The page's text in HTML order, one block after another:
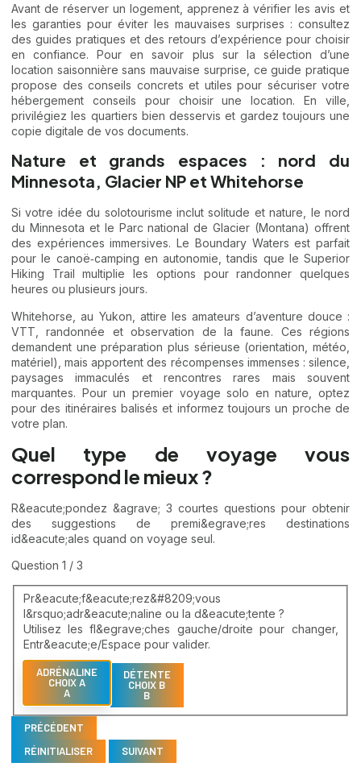
Avant de réserver un logement, apprenez à vérifier les avis et
les garanties pour éviter les mauvaises surprises : consultez
des guides pratiques et des retours d’expérience pour choisir
en confiance. Pour en savoir plus sur la sélection d’une
location saisonnière sans mauvaise surprise, ce guide pratique
propose des conseils concrets et utiles pour sécuriser votre
hébergement conseils pour choisir une location. En ville,
privilégiez les quartiers bien desservis et gardez toujours une
copie digitale de vos documents.
Nature et grands espaces : nord du
Minnesota, Glacier NP et Whitehorse
Si votre idée du solotourisme inclut solitude et nature, le nord
du Minnesota et le Parc national de Glacier (Montana) offrent
des expériences immersives. Le Boundary Waters est parfait
pour le canoë‑camping en autonomie, tandis que le Superior
Hiking Trail multiplie les options pour randonner quelques
heures ou plusieurs jours.
Whitehorse, au Yukon, attire les amateurs d’aventure douce :
VTT, randonnée et observation de la faune. Ces régions
demandent une préparation plus sérieuse (orientation, météo,
matériel), mais apportent des récompenses immenses : silence,
paysages immaculés et rencontres rares mais souvent
marquantes. Pour un premier voyage solo en nature, optez
pour des itinéraires balisés et informez toujours un proche de
votre plan.
Quel type de voyage vous
correspond le mieux ?
R&eacute;pondez &agrave; 3 courtes questions pour obtenir
des suggestions de premi&egrave;res destinations
id&eacute;ales quand on voyage seul.
Question 1 / 3
Pr&eacute;f&eacute;rez&#8209;vous
l&rsquo;adr&eacute;naline ou la d&eacute;tente ?
Utilisez les fl&egrave;ches gauche/droite pour changer,
Entr&eacute;e/Espace pour valider.
ADRÉNALINE
CHOIX A
A
DÉTENTE
CHOIX B
B
PRÉCÉDENT
RÉINITIALISER
SUIVANT